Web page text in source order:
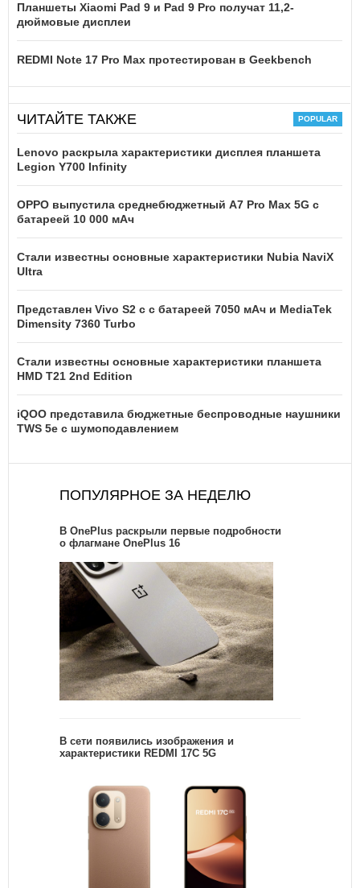
Планшеты Xiaomi Pad 9 и Pad 9 Pro получат 11,2-
дюймовые дисплеи
REDMI Note 17 Pro Max протестирован в Geekbench
ЧИТАЙТЕ ТАКЖЕ
Lenovo раскрыла характеристики дисплея планшета
Legion Y700 Infinity
OPPO выпустила среднебюджетный A7 Pro Max 5G с
батареей 10 000 мАч
Стали известны основные характеристики Nubia NaviX
Ultra
Представлен Vivo S2 с с батареей 7050 мАч и MediaTek
Dimensity 7360 Turbo
Стали известны основные характеристики планшета
HMD T21 2nd Edition
iQOO представила бюджетные беспроводные наушники
TWS 5e с шумоподавлением
ПОПУЛЯРНОЕ ЗА НЕДЕЛЮ
В OnePlus раскрыли первые подробности
о флагмане OnePlus 16
В сети появились изображения и
характеристики REDMI 17C 5G